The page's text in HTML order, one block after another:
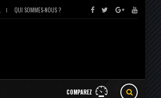
QUI SOMMES-NOUS ?
COMPAREZ